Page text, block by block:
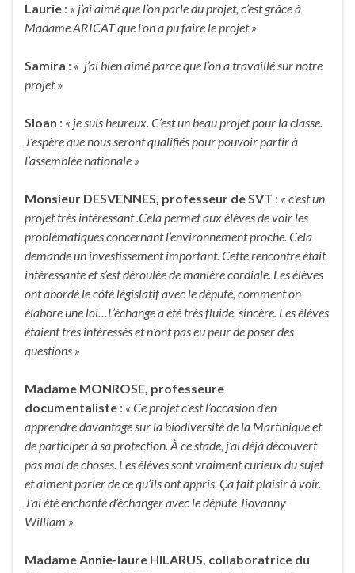
Laurie : « j’ai aimé que l’on parle du projet, c’est grâce à
Madame ARICAT que l’on a pu faire le projet »
Samira : « j’ai bien aimé parce que l’on a travaillé sur notre
projet»
Sloan : « je suis heureux. C’est un beau projet pour la classe.
J’espère que nous seront qualifiés pour pouvoir partir à
l’assemblée nationale »
Monsieur DESVENNES, professeur de SVT : « c’est un
projet très intéressant .Cela permet aux élèves de voir les
problématiques concernant l’environnement proche. Cela
demande un investissement important. Cette rencontre était
intéressante et s’est déroulée de manière cordiale. Les élèves
ont abordé le côté législatif avec le député, comment on
élabore une loi…L’échange a été très fluide, sincère. Les élèves
étaient très intéressés et n’ont pas eu peur de poser des
questions »
Madame MONROSE, professeure
documentaliste : « Ce projet c’est l’occasion d’en
apprendre davantage sur la biodiversité de la Martinique et
de participer à sa protection. À ce stade, j’ai déjà découvert
pas mal de choses. Les élèves sont vraiment curieux du sujet
et aiment parler de ce qu’ils ont appris. Ça fait plaisir à voir.
J’ai été enchanté d’échanger avec le député Jiovanny
William ».
Madame Annie-laure HILARUS, collaboratrice du